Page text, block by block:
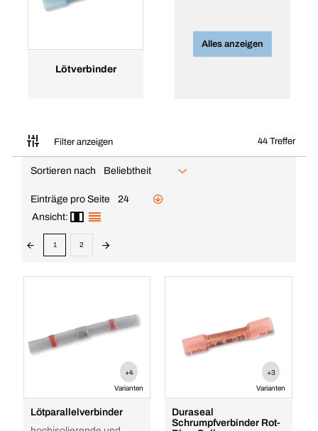
Lötverbinder
Alles anzeigen
Filter anzeigen 44 Treffer
Sortieren nach Beliebtheit
Einträge pro Seite
24
Ansicht:
1 2
+4
Varianten
Lötparallelverbinder
+3
Varianten
Duraseal
Schrumpfverbinder Rot-